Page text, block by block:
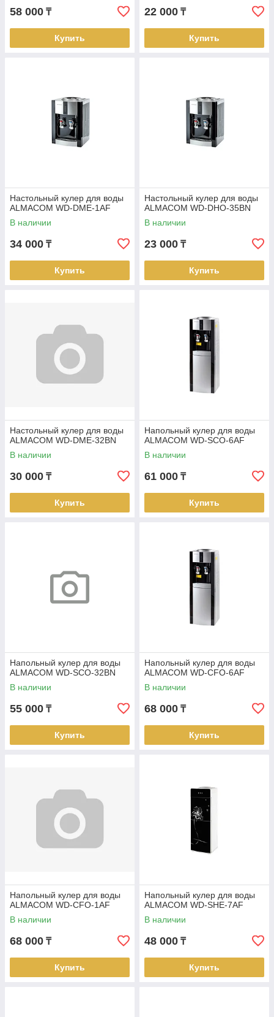
58 000 ₸
Купить
22 000 ₸
Купить
Настольный кулер для воды
ALMACOM WD-DME-1AF
В наличии
34 000 ₸
Купить
Настольный кулер для воды
ALMACOM WD-DHO-35BN
В наличии
23 000 ₸
Купить
Настольный кулер для воды
ALMACOM WD-DME-32BN
В наличии
30 000 ₸
Купить
Напольный кулер для воды
ALMACOM WD-SCO-6AF
В наличии
61 000 ₸
Купить
Напольный кулер для воды
ALMAСOM WD-SCO-32BN
В наличии
55 000 ₸
Купить
Напольный кулер для воды
ALMACOM WD-CFO-6AF
В наличии
68 000 ₸
Купить
Напольный кулер для воды
ALMACOM WD-CFO-1AF
В наличии
68 000 ₸
Купить
Напольный кулер для воды
ALMACOM WD-SHE-7AF
В наличии
48 000 ₸
Купить